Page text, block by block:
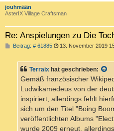
jouhmään
AsterIX Village Craftsman
Re: Anspielungen zu Die
Beitrag: # 61885B
r
a
13. November 2019
Terraix hat geschrieben:
Gemäß französischer
Ludwikamedeus von der
inspiriert; allerdings fehlt
sich um den Titel "Boing
veröffentlichten Albums
wurde 2009 erneut,